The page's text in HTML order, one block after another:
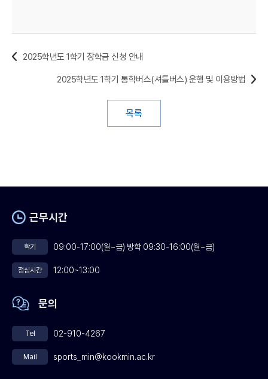
2025학년도 1학기 장학금 신청 안내
목록
2025학년도 1학기 통학버스(셔틀버스) 운행 및 이용방법
근무시간
학기 09:00-17:00(월~금) 방학 09:30-16:00(월~금)
점심시간 12:00~13:00
문의
Tel 02-910-4267
Mail sports_min@kookmin.ac.kr